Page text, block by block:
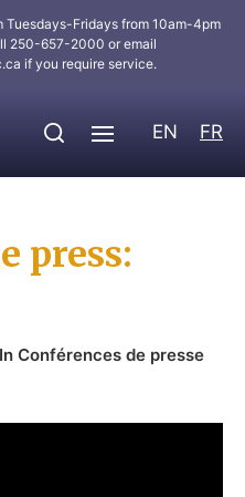
Tuesdays-Fridays from 10am-4pm
250-657-2000 or email
if you require service.
EN FR
press:
In Conférences de presse